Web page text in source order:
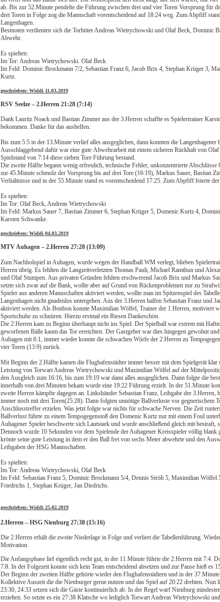
ab. Bis zur 52.Minute pendelte die Führung zwischen drei und vier Toren Vorsprung für
drei Toren in Folge zog die Mannschaft vorentscheidend auf 18:24 weg. Zum Abpfiff
Langenhagen.
Bestnoten verdienten sich die Torhüter Andreas Wietrychowski und Olaf Beck, Dominic
Abwehr.
Es spielten:
Im Tor: Andreas Wietrychowski. Olaf Beck
Im Feld: Dominic Brockmann 7/2, Sebastian Franz 6, Jacob Brix 4, Stephan Krüger 3,
Kurtz.
geschrieben: Widdi 11.03.2019
RSV Seelze – 2.Herren 21:28 (7:14)
Dank Lauritz Noack und Bastian Zimmer aus der 3.Herren schaffte es Spielertrainer
bekommen. Danke für das aushelfen.
Bis zum 5:5 in der 13.Minute verlief alles ausgeglichen, dann konnten die
Ausschlaggebend dafür war eine gute Abwehrarbeit mit einem sicheren Rückhalt von
Spielstand von 7:14 diese sieben Tore Führung bestand.
Die zweite Hälfte begann wenig erfreulich, technische Fehler, unkonzentrierte
zur 45.Minute schmolz der Vorsprung bis auf drei Tore (16:19), Markus Sauer, Bastian
Verhältnisse und in der 55.Minute stand es vorentscheidend 17:25. Zum Abpfiff feierte der
Es spielten:
Im Tor: Olaf Beck, Andreas Wietrychowski
Im Feld: Markus Sauer 7, Bastian Zimmer 6, Stephan Krüger 5, Domenic Kurtz 4,
Karsten Schwanke.
geschrieben: Widdi 04.03.2019
MTV Auhagen – 2.Herren 27:28 (13:09)
Zum Nachholspiel in Auhagen, wurde wegen der Handball WM verlegt, blieben
Herren übrig. Es fehlten die Langzeitverletzten Thomas Pauli, Michael Ramthun und
und Olaf Stumpen. Aus privaten Gründen fehlten erschwerend Jacob Brix und Markus
setzte sich zwar auf die Bank, wollte aber auf Grund von Rückenproblemen nur zu
Spieler aus anderen Mannschaften aktiviert werden, wollte man im Spitzenspiel des
Langenhagen nicht gnadenlos untergehen. Aus der 3.Herren halfen Sebastian Franz und
aktiviert werden. Als Bonbon konnte Maximilian Wölfel, Trainer der 1.Herren, motiviert
Sportschuhe zu schnüren. Hierzu erstmal ein Riesen Dankeschön.
Die 2.Herren kam zu Beginn überhaupt nicht ins Spiel. Der Spielball war extrem mit
geworfenen Bälle kaum das Tor erreichten. Der Gastgeber war dies hingegen gewohnt
Auhagen mit 6:1, immer wieder konnte die schwachen Würfe der 2.Herren zu
vier Toren (13:9) zurück.
Mit Beginn der 2.Hälfte kamen die Flughafenstädter immer besser mit dem Spielgerät
Leistung von Torwart Andreas Wietrychowski und Maximilian Wölfel auf der
den Ausgleich zum 16:16, bis zum 19:19 war dann alles ausgeglichen. Dann folgte die
innerhalb von drei Minuten bekam wurde eine 19:22 Führung erzielt. In der 51.Minute
zweite Herren kämpfte dagegen an. Linkshänder Sebastian Franz, Leihgabe der
immer noch mit drei Toren(25:28). Dann folgten unnötige Ballverluste vor gegnerischem
Anschlusstreffer erzielen. Was jetzt folgte war nichts für schwache Nerven. Die Zeit
Ballverlust führte zu einem Tempogegenstoß den Domenic Kurtz nur mit einem Foul
Auhagener Spieler beschwerte sich Lautstark und wurde anschließend gleich mit
Dennoch wurde 10 Sekunden vor dem Spielende der Auhagener Kreisspieler völlig
krönte seine gute Leistung in dem er den Ball frei von sechs Meter abwehrte und den
Leihgaben der HSG Mannschaften.
Es spielten:
Im Tor: Andreas Wietrychowski, Olaf Beck
Im Feld: Sebastian Franz 5, Dominic Brockmann 5/4, Dennis Ströh 5, Maximilian
Friedrichs 1, Stephan Krüger, Jan Diedrichs.
geschrieben: Widdi 25.02.2019
2.Herren – HSG Nienburg 27:38 (15:16)
Die 2.Herren erhält die zweite Niederlage in Folge und verliert die Tabellenführung.
Motivation.
Die Anfangsphase lief eigentlich recht gut, in der 11.Minute führte die 2.Herren mit 7:4.
7:8. In der Folgezeit konnte sich kein Team entscheidend absetzen und zur Pause hieß es
Der Beginn der zweiten Hälfte gehörte wieder den Flughafenstädtern und in der
Kollektive Auszeit die die Nienburger gerne nutzen und das Spiel auf 20:22 drehten. Nun
23:30, 24:33 setzen sich die Gäste kontinuierlich ab. In der Regel warf Nienburg
erzielten. So setzte es ein 27:38 Klatsche wo lediglich Torwart Andreas Wietrychowski